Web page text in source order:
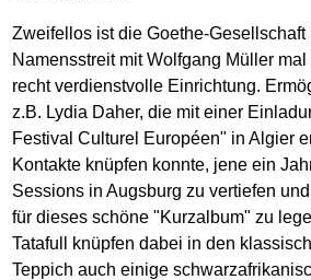
Zweifellos ist die Goethe-
Namensstreit mit Wolfgang Müller
recht verdienstvolle Einrichtung.
z.B. Lydia Daher, die mit einer
Festival Culturel Européen" in Algier
Kontakte knüpfen konnte, jene ein
Sessions in Augsburg zu vertiefen
für dieses schöne "Kurzalbum" zu
Tatafull knüpfen dabei in den
Teppich auch einige